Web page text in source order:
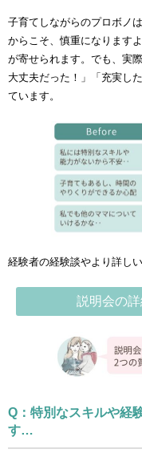
子育てしながらのプロボノ
からこそ、慎重になります
が寄せられます。でも、実
大丈夫だった！」
「充実し
ています。
経験者の経験談やより詳し
説明会の
Q：特別なスキルや経
す…